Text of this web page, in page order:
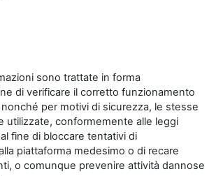
sono trattate in forma
di verificare il corretto funzionamento
per motivi di sicurezza, le stesse
utilizzate, conformemente alle leggi
fine di bloccare tentativi di
piattaforma medesimo o di recare
o comunque prevenire attività dannose